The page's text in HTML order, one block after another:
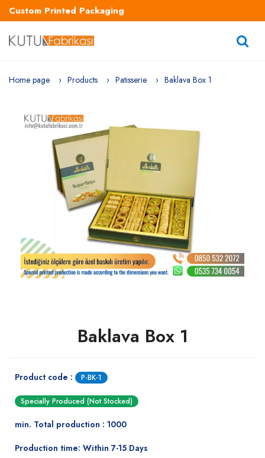
Custom Printed Packaging
Home page Products Patisserie Baklava Box 1
Baklava Box 1
Product code : P-BK-1
Specially Produced (Not Stocked)
min. Total production : 1000
Production time: Within 7-15 Days